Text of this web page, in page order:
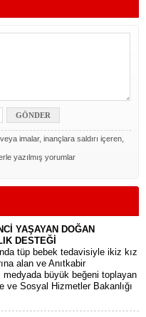
imalar, inançlara saldırı içeren,
yazılmış yorumlar
YAŞAYAN DOĞAN
DESTEĞİ
tüp bebek tedavisiyle ikiz kız
alan ve Anıtkabir
büyük beğeni toplayan
ve Sosyal Hizmetler Bakanlığı